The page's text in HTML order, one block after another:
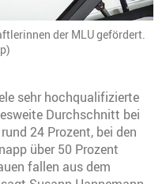
der MLU gefördert.
sehr hochqualifizierte
Durchschnitt bei
24 Prozent, bei den
über 50 Prozent
fallen aus dem